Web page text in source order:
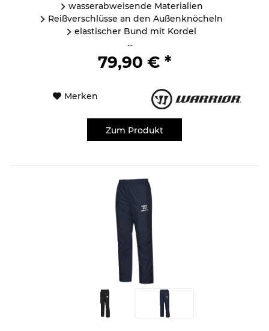
wasserabweisende Materialien
Reißverschlüsse an den Außenknöcheln
elastischer Bund mit Kordel
...
79,90 € *
Merken
Zum Produkt